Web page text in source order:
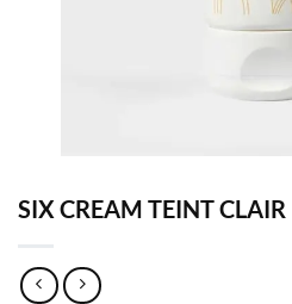
SIX CREAM TEINT CLAIR